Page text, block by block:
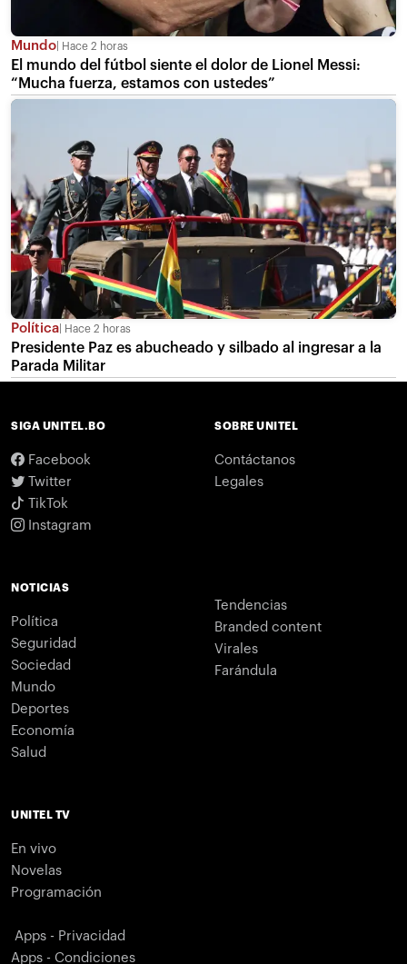
Mundo Hace 2 horas
El mundo del fútbol siente el dolor de Lionel Messi:
“Mucha fuerza, estamos con ustedes”
Política Hace 2 horas
Presidente Paz es abucheado y silbado al ingresar a la
Parada Militar
SIGA UNITEL.BO
Facebook
Twitter
TikTok
Instagram
SOBRE UNITEL
Contáctanos
Legales
NOTICIAS
Política
Seguridad
Sociedad
Mundo
Deportes
Economía
Salud
Tendencias
Branded content
Virales
Farándula
UNITEL TV
En vivo
Novelas
Programación
Apps - Privacidad
Apps - Condiciones